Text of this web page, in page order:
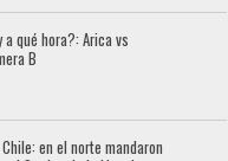
qué hora?: Arica vs
B
en el norte mandaron